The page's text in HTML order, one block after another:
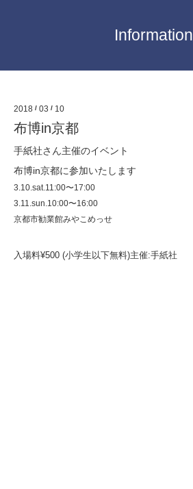
Information
2018 / 03 / 10
布博in京都
手紙社さん主催のイベント
布博in京都に参加いたします
3.10.sat.11:00〜17:00
3.11.sun.10:00〜16:00
京都市勧業館みやこめっせ
入場料¥500 (小学生以下無料)主催:手紙社